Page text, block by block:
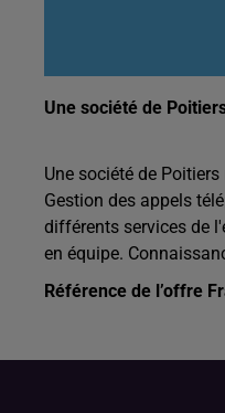
Une société de
Une société de
Gestion des appels
différents services de
en équipe.
Référence de l’offre